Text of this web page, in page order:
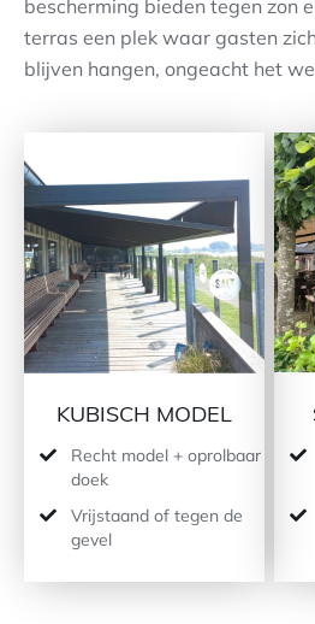
bescherming bieden tegen zon
terras een plek waar gasten
blijven hangen, ongeacht het
KUBISCH MODEL
Recht model + oprolbaar
doek
Vrijstaand of tegen de
gevel